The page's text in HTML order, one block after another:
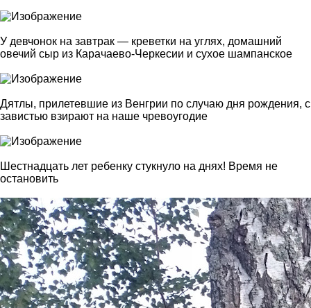
У девчонок на завтрак — креветки на углях, домашний
овечий сыр из Карачаево-Черкесии и сухое шампанское
Дятлы, прилетевшие из Венгрии по случаю дня рождения, с
завистью взирают на наше чревоугодие
Шестнадцать лет ребенку стукнуло на днях! Время не
остановить